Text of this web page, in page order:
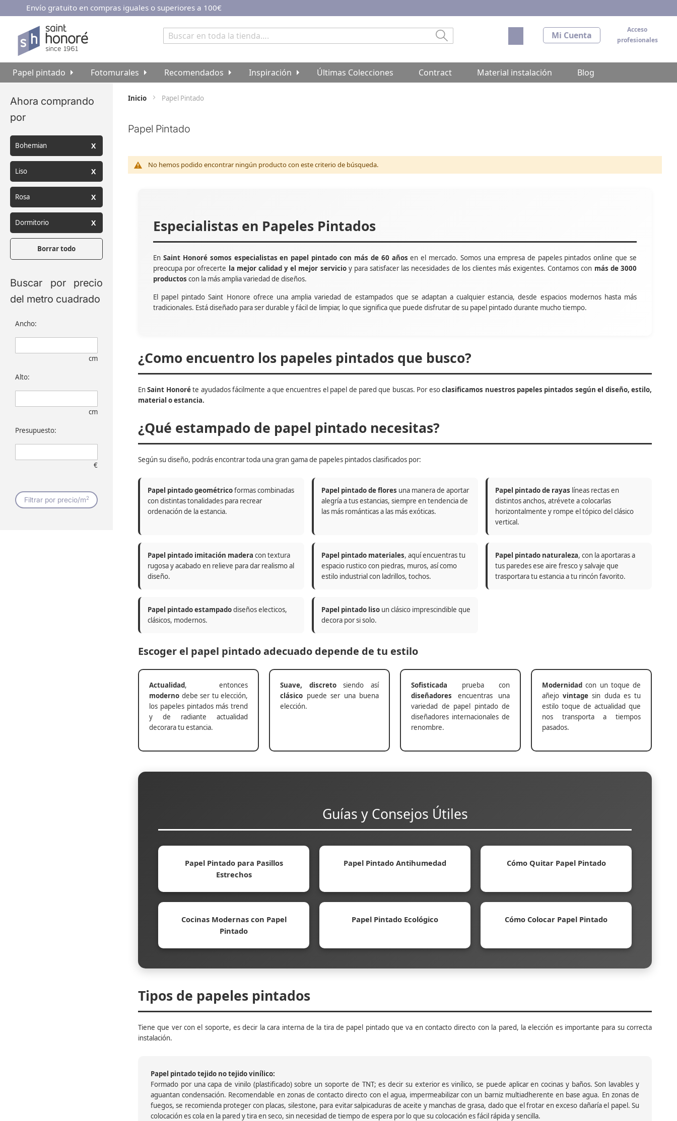
Ir
contenido
Envío gratuito en compras iguales o superiores a 100€
Acceso
profesionales
Mi Cuenta
Mi carrito
Papel pintado Fotomurales Recomendados Inspiración Últimas Colecciones Contract Material instalación Blog
Inicio Papel Pintado
Papel Pintado
No hemos podido encontrar ningún producto con este criterio de búsqueda.
Especialistas en Papeles Pintados
En Saint Honoré somos especialistas en papel pintado con más de 60 años en el mercado. Somos una empresa de papeles pintados online que se
preocupa por ofrecerte la mejor calidad y el mejor servicioy para satisfacer las necesidades de los clientes más exigentes. Contamos con más de 3000
productos con la más amplia variedad de diseños.
El papel pintado Saint Honore ofrece una amplia variedad de estampados que se adaptan a cualquier estancia, desde espacios modernos hasta más
tradicionales. Está diseñado para ser durable y fácil de limpiar, lo que significa que puede disfrutar de su papel pintado durante mucho tiempo.
¿Como encuentro los papeles pintados que busco?
EnSaint Honoréte ayudados fácilmente a que encuentres el papel de pared que buscas. Por esoclasificamos nuestros papeles pintados según el diseño, estilo,
material o estancia.
¿Qué estampado de papel pintado necesitas?
Según su diseño, podrás encontrar toda una gran gama de papeles pintados clasificados por:
Papel pintado geométricoformas combinadas
con distintas tonalidades para recrear
ordenación de la estancia.
Papel pintado de flores una manera de aportar
alegría a tus estancias, siempre en tendencia de
las más románticas a las más exóticas.
Papel pintado de rayas líneas rectas en
distintos anchos, atrévete a colocarlas
horizontalmente y rompe el tópico del clásico
vertical.
Papel pintado imitación madera con textura
rugosa y acabado en relieve para dar realismo al
diseño.
Papel pintado materiales, aquí encuentras tu
espacio rustico con piedras, muros, así como
estilo industrial con ladrillos, tochos.
Papel pintado naturaleza, con la aportaras a
tus paredes ese aire fresco y salvaje que
trasportara tu estancia a tu rincón favorito.
Papel pintado estampadodiseños electicos,
clásicos, modernos.
Papel pintado liso un clásico imprescindible que
decora por si solo.
Escoger el papel pintado adecuado depende de tu estilo
Actualidad, entonces
moderno debe ser tu elección,
los papeles pintados más trend
y de radiante actualidad
decorara tu estancia.
Suave, discretosiendo así
clásico puede ser una buena
elección.
Sofisticada prueba con
diseñadores encuentras una
variedad de papel pintado de
diseñadores internacionales de
renombre.
Modernidad con un toque de
añejovintage sin duda es tu
estilo toque de actualidad que
nos transporta a tiempos
pasados.
Guías y Consejos Útiles
Papel Pintado para Pasillos
Estrechos
Papel Pintado Antihumedad Cómo Quitar Papel Pintado
Cocinas Modernas con Papel
Pintado
Papel Pintado Ecológico Cómo Colocar Papel Pintado
Tipos de papeles pintados
Tiene que ver con el soporte, es decir la cara interna de la tira de papel pintado que va en contacto directo con la pared, la elección es importante para su correcta
instalación.
Papel pintado tejido no tejido vinílico:
Formado por una capa de vinilo (plastificado) sobre un soporte de TNT; es decir su exterior es vinílico, se puede aplicar en cocinas y baños. Son lavables y
aguantan condensación. Recomendable en zonas de contacto directo con el agua, impermeabilizar con un barniz multiadherente en base agua. En zonas de
fuegos, se recomienda proteger con placas, silestone, para evitar salpicaduras de aceite y manchas de grasa, dado que el frotar en exceso dañaría el papel. Su
colocación es cola en la pared y tira en seco, sin necesidad de tiempo de espera por lo que su colocación es fácil rápida y sencilla.
Buscar por precio
del metro cuadrado
Ancho:
cm
Alto:
cm
Presupuesto:
€
Filtrar por precio/m2
Ahora comprando
por
Bohemian
Liso
Rosa
Dormitorio
Borrar todo